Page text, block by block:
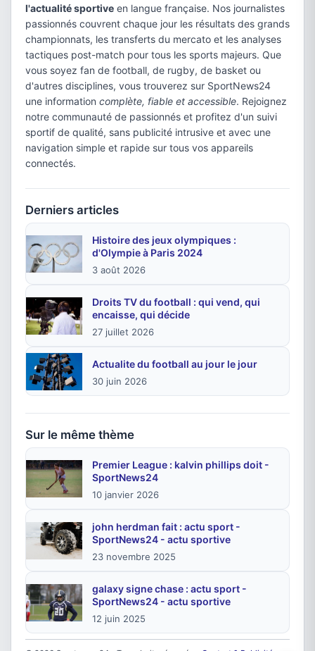
l'actualité sportive en langue française. Nos journalistes
passionnés couvrent chaque jour les résultats des grands
championnats, les transferts du mercato et les analyses
tactiques post-match pour tous les sports majeurs. Que
vous soyez fan de football, de rugby, de basket ou
d'autres disciplines, vous trouverez sur SportNews24
une information complète, fiable et accessible. Rejoignez
notre communauté de passionnés et profitez d'un suivi
sportif de qualité, sans publicité intrusive et avec une
navigation simple et rapide sur tous vos appareils
connectés.
Derniers articles
Histoire des jeux olympiques :
d'Olympie à Paris 2024
3 août 2026
Droits TV du football : qui vend, qui
encaisse, qui décide
27 juillet 2026
Actualite du football au jour le jour
30 juin 2026
Sur le même thème
Premier League : kalvin phillips doit -
SportNews24
10 janvier 2026
john herdman fait : actu sport -
SportNews24 - actu sportive
23 novembre 2025
galaxy signe chase : actu sport -
SportNews24 - actu sportive
12 juin 2025